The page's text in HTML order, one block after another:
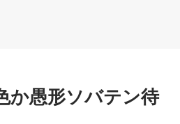
か愚形ソバテン待